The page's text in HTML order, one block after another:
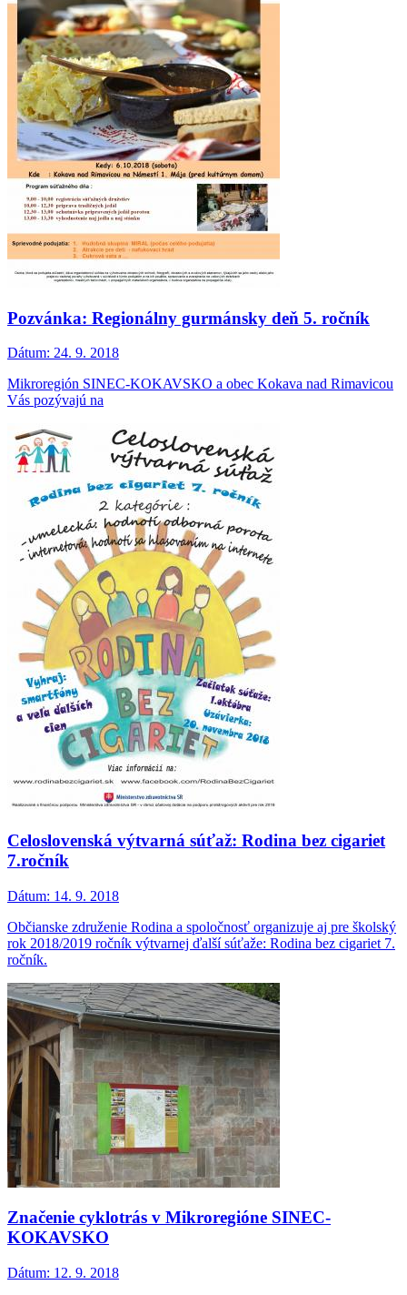
Pozvánka: Regionálny gurmánsky deň 5. ročník
Dátum: 24. 9. 2018
Mikroregión SINEC-KOKAVSKO a obec Kokava nad Rimavicou
Vás pozývajú na
Celoslovenská výtvarná súťaž: Rodina bez cigariet
7.ročník
Dátum: 14. 9. 2018
Občianske združenie Rodina a spoločnosť organizuje aj pre školský
rok 2018/2019 ročník výtvarnej ďalší súťaže: Rodina bez cigariet 7.
ročník.
Značenie cyklotrás v Mikroregióne SINEC-
KOKAVSKO
Dátum: 12. 9. 2018